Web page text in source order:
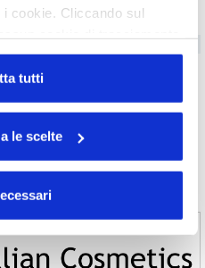
i cookie. Cliccando sul
Cliccando su
esprimere la propria
categoria di cookie del
tutti
le scelte
2024
2016
2015
2012